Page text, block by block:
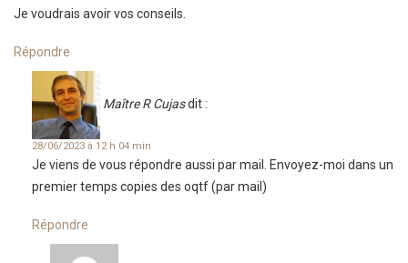
Je voudrais avoir vos conseils.
Répondre
Maître R Cujasdit :
28/06/2023 à 12 h 04 min
Je viens de vous répondre aussi par mail. Envoyez-moi dans un
premier temps copies des oqtf (par mail)
Répondre